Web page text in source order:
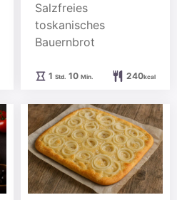
Salzfreies
toskanisches
Bauernbrot
1Stunde
Std. 10Minuten
Min. 240kcal